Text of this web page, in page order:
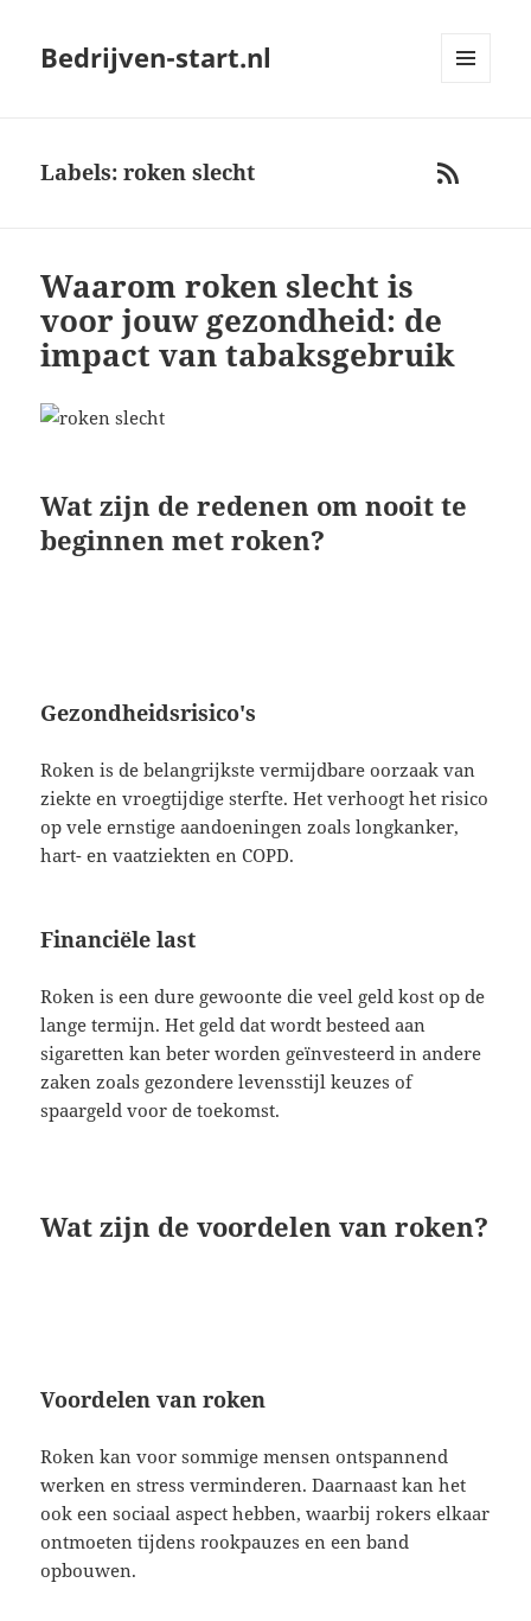
Bedrijven-start.nl
RSS
Labels: roken slecht
Waarom roken slecht is
voor jouw gezondheid: de
impact van tabaksgebruik
Wat zijn de redenen om nooit te
beginnen met roken?
Gezondheidsrisico's
Roken is de belangrijkste vermijdbare oorzaak van
ziekte en vroegtijdige sterfte. Het verhoogt het risico
op vele ernstige aandoeningen zoals longkanker,
hart- en vaatziekten en COPD.
Financiële last
Roken is een dure gewoonte die veel geld kost op de
lange termijn. Het geld dat wordt besteed aan
sigaretten kan beter worden geïnvesteerd in andere
zaken zoals gezondere levensstijl keuzes of
spaargeld voor de toekomst.
Wat zijn de voordelen van roken?
Voordelen van roken
Roken kan voor sommige mensen ontspannend
werken en stress verminderen. Daarnaast kan het
ook een sociaal aspect hebben, waarbij rokers elkaar
ontmoeten tijdens rookpauzes en een band
opbouwen.